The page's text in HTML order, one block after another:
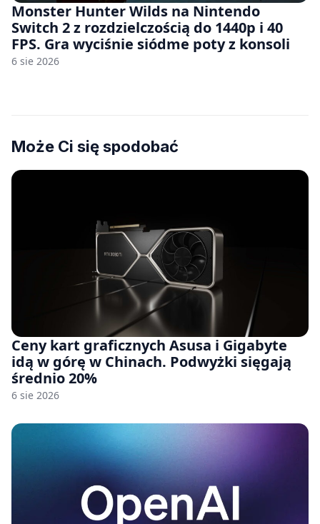
Monster Hunter Wilds na Nintendo
Switch 2 z rozdzielczością do 1440p i 40
FPS. Gra wyciśnie siódme poty z konsoli
6 sie 2026
Może Ci się spodobać
Ceny kart graficznych Asusa i Gigabyte
idą w górę w Chinach. Podwyżki sięgają
średnio 20%
6 sie 2026